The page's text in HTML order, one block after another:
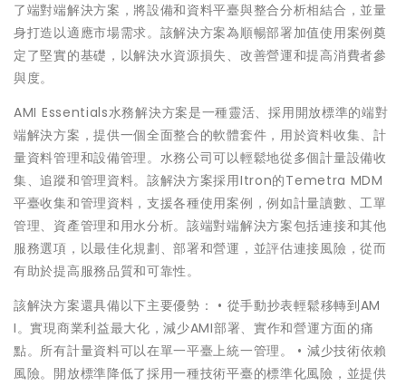
了端對端解決方案，將設備和資料平臺與整合分析相結合，並量
身打造以適應市場需求。該解決方案為順暢部署加值使用案例奠
定了堅實的基礎，以解決水資源損失、改善營運和提高消費者參
與度。
AMI Essentials水務解決方案是一種靈活、採用開放標準的端對
端解決方案，提供一個全面整合的軟體套件，用於資料收集、計
量資料管理和設備管理。水務公司可以輕鬆地從多個計量設備收
集、追蹤和管理資料。該解決方案採用Itron的Temetra MDM
平臺收集和管理資料，支援各種使用案例，例如計量讀數、工單
管理、資產管理和用水分析。該端對端解決方案包括連接和其他
服務選項，以最佳化規劃、部署和營運，並評估連接風險，從而
有助於提高服務品質和可靠性。
該解決方案還具備以下主要優勢： • 從手動抄表輕鬆移轉到AM
I。實現商業利益最大化，減少AMI部署、實作和營運方面的痛
點。所有計量資料可以在單一平臺上統一管理。 • 減少技術依賴
風險。開放標準降低了採用一種技術平臺的標準化風險，並提供